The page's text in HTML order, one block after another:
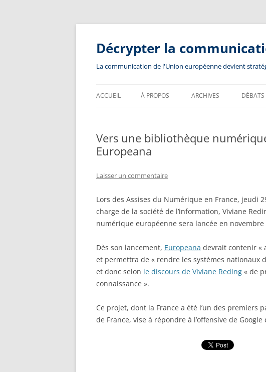
Aller
contenu
Décrypter la
La communication de l'Union européenne devient
ACCUEIL À PROPOS ARCHIVES DÉBATS
Vers une bibliothèque
Europeana
Laisser un commentaire
Lors des Assises du Numérique en France, jeudi
charge de la société de l’information, Viviane
numérique européenne sera lancée en
Dès son lancement, Europeana devrait contenir «
et permettra de « rendre les systèmes nationaux
et donc selon le discours de Viviane Reding « de
connaissance ».
Ce projet, dont la France a été l’un des premiers
de France, vise à répondre à l’offensive de